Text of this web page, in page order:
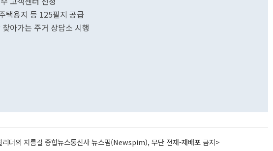
택용지 등 125필지 공급
아가는 주거 상담소 시행
리더의 지름길 종합뉴스통신사 뉴스핌(Newspim), 무단 전재-재배포 금지>